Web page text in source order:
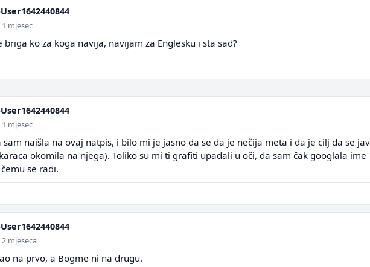
mjesec
briga ko za koga navija, navijam za Englesku i sta sad?
mjesec
naišla na ovaj natpis, i bilo mi je jasno da se da je nečija meta i da je cilj da se
okomila na njega). Toliko su mi ti grafiti upadali u oči, da sam čak googlala ime
se radi.
mjeseca
na prvo, a Bogme ni na drugu.